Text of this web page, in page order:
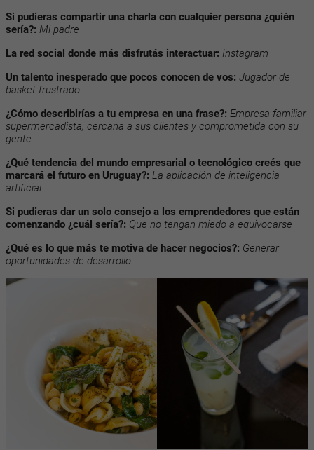
Si pudieras compartir una charla con cualquier persona ¿quién
sería?: Mi padre
La red social donde más disfrutás interactuar: Instagram
Un talento inesperado que pocos conocen de vos: Jugador de
basket frustrado
¿Cómo describirías a tu empresa en una frase?: Empresa familiar
supermercadista, cercana a sus clientes y comprometida con su
gente
¿Qué tendencia del mundo empresarial o tecnológico creés que
marcará el futuro en Uruguay?: La aplicación de inteligencia
artificial
Si pudieras dar un solo consejo a los emprendedores que están
comenzando ¿cuál sería?: Que no tengan miedo a equivocarse
¿Qué es lo que más te motiva de hacer negocios?: Generar
oportunidades de desarrollo